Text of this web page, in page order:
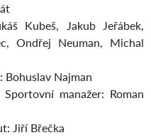
Kubeš, Jakub Jeřábek,
Ondřej Neuman, Michal
Bohuslav Najman
manažer: Roman
Jiří Břečka